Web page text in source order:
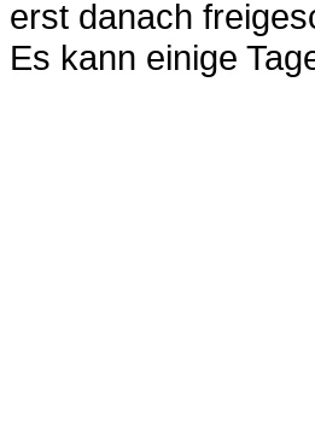
erst danach
Es kann einige